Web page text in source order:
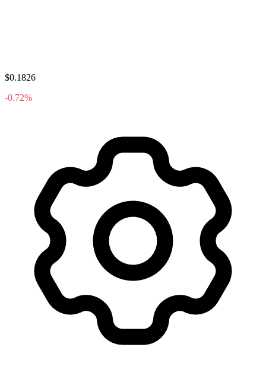
$0.1826
-0.72%